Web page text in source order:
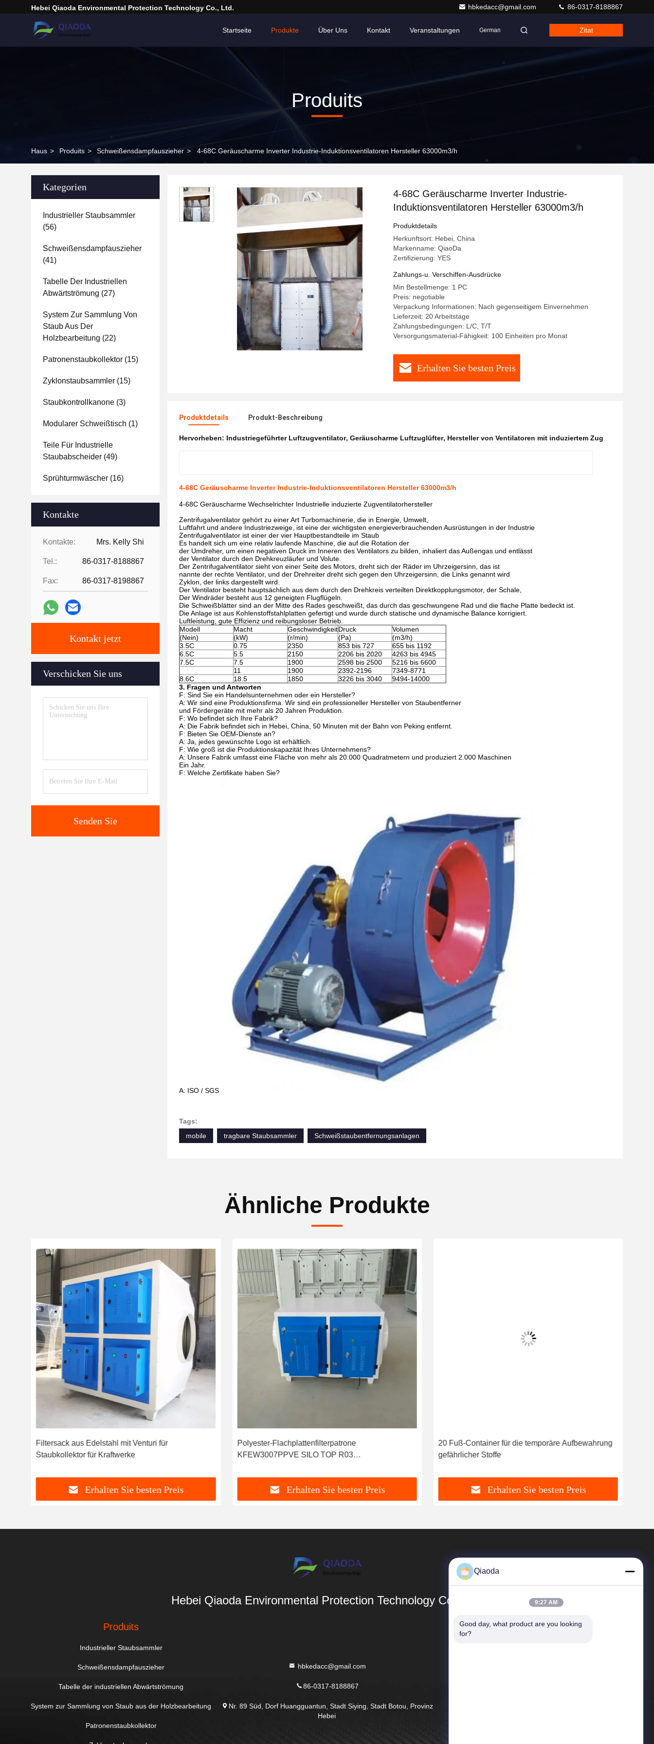
Hebei Qiaoda Environmental Protection Technology Co., Ltd. hbkedacc@gmail.com 86-0317-8188867
Startseite Produkte Über Uns Kontakt Veranstaltungen German Zitat
Produits
Haus > Produits > Schweißensdampfauszieher > 4-68C Geräuscharme Inverter Industrie-Induktionsventilatoren Hersteller 63000m3/h
Kategorien
Industrieller Staubsammler
(56)
Schweißensdampfauszieher
(41)
Tabelle Der Industriellen
Abwärtströmung (27)
System Zur Sammlung Von
Staub Aus Der
Holzbearbeitung (22)
Patronenstaubkollektor (15)
Zyklonstaubsammler (15)
Staubkontrollkanone (3)
Modularer Schweißtisch (1)
Teile Für Industrielle
Staubabscheider (49)
Sprühturmwäscher (16)
Kontakte
Kontakte: Mrs. Kelly Shi
Tel.: 86-0317-8188867
Fax: 86-0317-8198867
Kontakt jetzt
Verschicken Sie uns
Senden Sie
4-68C Geräuscharme Inverter Industrie-
Induktionsventilatoren Hersteller 63000m3/h
Produktdetails
Herkunftsort: Hebei, China
Markenname: QiaoDa
Zertifizierung: YES
Zahlungs-u. Verschiffen-Ausdrücke
Min Bestellmenge: 1 PC
Preis: negotiable
Verpackung Informationen: Nach gegenseitigem Einvernehmen
Lieferzeit: 20 Arbeitstage
Zahlungsbedingungen: L/C, T/T
Versorgungsmaterial-Fähigkeit: 100 Einheiten pro Monat
Erhalten Sie besten Preis
Produktdetails Produkt-Beschreibung
Hervorheben: Industriegeführter Luftzugventilator, Geräuscharme Luftzuglüfter, Hersteller von Ventilatoren mit induziertem Zug
4-68C Geräuscharme Inverter Industrie-Induktionsventilatoren Hersteller 63000m3/h
4-68C Geräuscharme Wechselrichter Industrielle induzierte Zugventilatorhersteller
Zentrifugalventilator gehört zu einer Art Turbomachinerie, die in Energie, Umwelt,
Luftfahrt und andere Industriezweige, ist eine der wichtigsten energieverbrauchenden Ausrüstungen in der Industrie
Zentrifugalventilator ist einer der vier Hauptbestandteile im Staub
Es handelt sich um eine relativ laufende Maschine, die auf die Rotation der
der Umdreher, um einen negativen Druck im Inneren des Ventilators zu bilden, inhaliert das Außengas und entlässt
der Ventilator durch den Drehkreuzläufer und Volute.
Der Zentrifugalventilator sieht von einer Seite des Motors, dreht sich der Räder im Uhrzeigersinn, das ist
nannte der rechte Ventilator, und der Drehreiter dreht sich gegen den Uhrzeigersinn, die Links genannt wird
Zyklon, der links dargestellt wird.
Der Ventilator besteht hauptsächlich aus dem durch den Drehkreis verteilten Direktkopplungsmotor, der Schale,
Der Windräder besteht aus 12 geneigten Flugflügeln.
Die Schweißblätter sind an der Mitte des Rades geschweißt, das durch das geschwungene Rad und die flache Platte bedeckt ist.
Die Anlage ist aus Kohlenstoffstahlplatten gefertigt und wurde durch statische und dynamische Balance korrigiert.
Luftleistung, gute Effizienz und reibungsloser Betrieb.
Modell
Macht GeschwindigkeitDruck
Volumen
(Nein)
(kW) (r/min) (Pa)
(m3/h)
3.5C
0.75 2350 853 bis 727
655 bis 1192
6.5C
5.5 2150 2206 bis 2020
4263 bis 4945
7.5C
7.5 1900 2598 bis 2500
5216 bis 6600
11
1900 2392-2196
7349-8771
8.6C
18.5 1850 3226 bis 3040
9494-14000
3. Fragen und Antworten
F: Sind Sie ein Handelsunternehmen oder ein Hersteller?
A: Wir sind eine Produktionsfirma. Wir sind ein professioneller Hersteller von Staubentferner
und Fördergeräte mit mehr als 20 Jahren Produktion.
F: Wo befindet sich Ihre Fabrik?
A: Die Fabrik befindet sich in Hebei, China, 50 Minuten mit der Bahn von Peking entfernt.
F: Bieten Sie OEM-Dienste an?
A: Ja, jedes gewünschte Logo ist erhältlich.
F: Wie groß ist die Produktionskapazität Ihres Unternehmens?
A: Unsere Fabrik umfasst eine Fläche von mehr als 20.000 Quadratmetern und produziert 2.000 Maschinen
Ein Jahr.
F: Welche Zertifikate haben Sie?
A: ISO / SGS
Tags:
mobile
tragbare Staubsammler Schweißstaubentfernungsanlagen
Ähnliche Produkte
Filtersack aus Edelstahl mit Venturi für
Staubkollektor für Kraftwerke
Erhalten Sie besten Preis
Polyester-Flachplattenfilterpatrone
KFEW3007PPVE SILO TOP R03
Erhalten Sie besten Preis
20 Fuß-Container für die temporäre Aufbewahrung
gefährlicher Stoffe
Erhalten Sie besten Preis
Hebei Qiaoda Environmental Protection Technology Co., Ltd.
Produits
Industrieller Staubsammler
Schweißensdampfauszieher
Tabelle der industriellen Abwärtströmung
System zur Sammlung von Staub aus der Holzbearbeitung
Patronenstaubkollektor
hbkedacc@gmail.com
86-0317-8188867
Nr. 89 Süd, Dorf Huangguantun, Stadt Siying, Stadt Botou, Provinz
Hebei
Schnelle Verbindungen
Qiaoda
9:27 AM
Good day, what product are you looking
for?